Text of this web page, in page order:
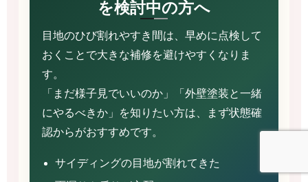
を検討中の方へ
目地のひび割れやすき間は、早めに点検して
おくことで大きな補修を避けやすくなりま
す。
「まだ様子見でいいのか」「外壁塗装と一緒
にやるべきか」を知りたい方は、まず状態確
認からがおすすめです。
サイディングの目地が割れてきた